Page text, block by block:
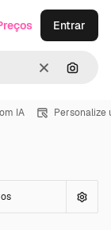
Limpar
Entrar
IA Personalize